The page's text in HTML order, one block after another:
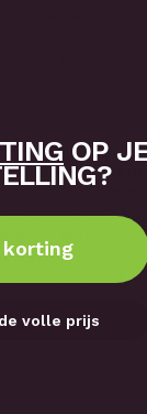
te starten!
geniet
• 100%
31 dagen
• Vrij van
immuunsysteem
– invriezen
suikers:2
: 90% pure
verhit, voor
, kleur- of
OP
korting
volle prijs